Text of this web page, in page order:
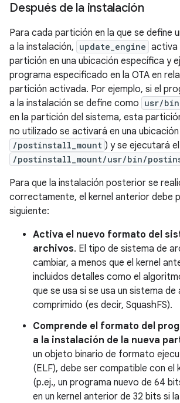
Después de la instalación
Para cada partición en la que se define
a la instalación, update_engine activa
partición en una ubicación específica y
programa especificado en la OTA en
partición activada. Por ejemplo, si el
a la instalación se define como usr/
en la partición del sistema, esta
no utilizado se activará en una
/postinstall_mount ) y se ejecutará
/postinstall_mount/usr/bin/
Para que la instalación posterior se
correctamente, el kernel anterior debe
siguiente:
Activa el nuevo formato del
archivos. El tipo de sistema de
cambiar, a menos que el kernel
incluidos detalles como el
que se usa si se usa un sistema de
comprimido (es decir, SquashFS).
Comprende el formato del
a la instalación de la nueva
un objeto binario de formato
(ELF), debe ser compatible con el
(p.ej., un programa nuevo de 64
en un kernel anterior de 32 bits si